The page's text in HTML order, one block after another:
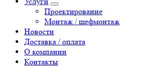
Проектирование
Монтаж / шефмонтаж
Новости
Доставка / оплата
О компании
Контакты